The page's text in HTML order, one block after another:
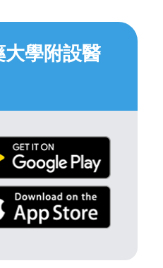
大學附設醫